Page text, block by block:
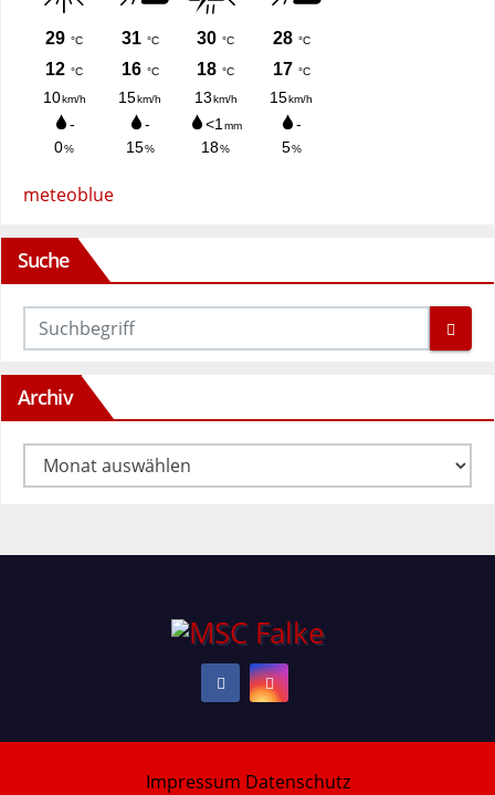
meteoblue
Suche
Archiv
Archiv
Impressum Datenschutz